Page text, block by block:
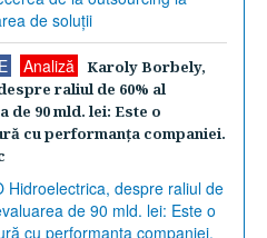
Analiză
Karoly Borbely,
raliul de 60% al
de 90 mld. lei: Este o
cu performanţa companiei.